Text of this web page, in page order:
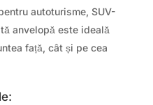
autoturisme, SUV-
anvelopă este ideală
față, cât și pe cea